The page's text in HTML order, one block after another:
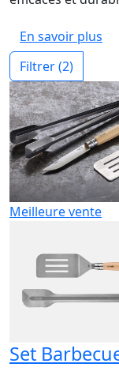
En savoir plus
Filtrer(2)
Meilleure vente
Set